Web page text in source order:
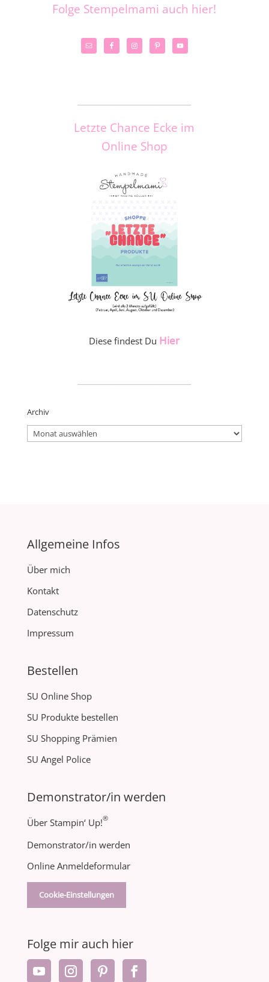
Folge Stempelmami auch hier!
Letzte Chance Ecke im
Online Shop
Diese findest Du Hier
Archiv
Archiv
Allgemeine Infos
Über mich
Kontakt
Datenschutz
Impressum
Bestellen
SU Online Shop
SU Produkte bestellen
SU Shopping Prämien
SU Angel Police
Demonstrator/in werden
Über Stampin‘ Up!®
Demonstrator/in werden
Online Anmeldeformular
Cookie-Einstellungen
Folge mir auch hier